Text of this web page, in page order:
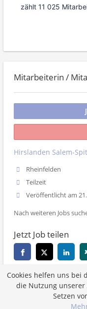
zählt 11 025
Mitarbeiterin /
Hirslanden Salem-
Rheinfelden
Teilzeit
Veröffentlicht am
Nach weiteren Jobs
Jetzt Job teilen
Zurück
Cookies helfen uns bei
die Nutzung unserer
Setzen